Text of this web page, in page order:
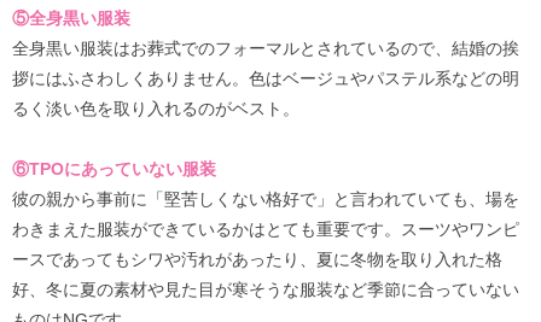
⑤全身黒い服装
全身黒い服装はお葬式でのフォーマルとされているので、結婚の挨
拶にはふさわしくありません。色はベージュやパステル系などの明
るく淡い色を取り入れるのがベスト。
⑥TPOにあっていない服装
彼の親から事前に「堅苦しくない格好で」と言われていても、場を
わきまえた服装ができているかはとても重要です。スーツやワンピ
ースであってもシワや汚れがあったり、夏に冬物を取り入れた格
好、冬に夏の素材や見た目が寒そうな服装など季節に合っていない